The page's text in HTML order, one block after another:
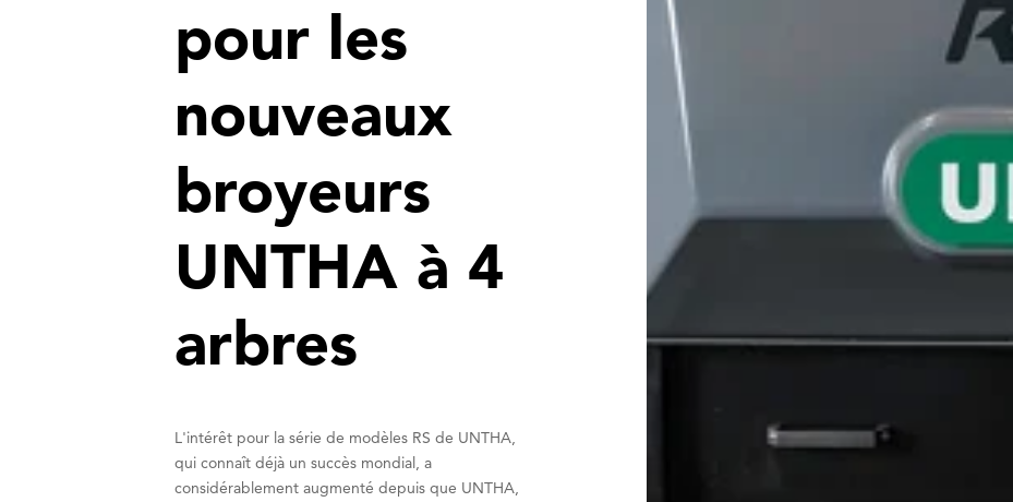
pour les
nouveaux
broyeurs
UNTHA à 4
arbres
L'intérêt pour la série de modèles RS de UNTHA,
qui connaît déjà un succès mondial, a
considérablement augmenté depuis que UNTHA,